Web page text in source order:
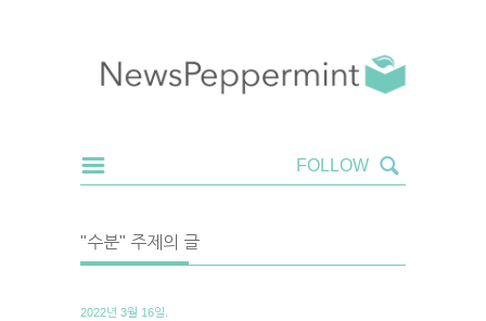
"수분" 주제의 글
2022년 3월 16일.